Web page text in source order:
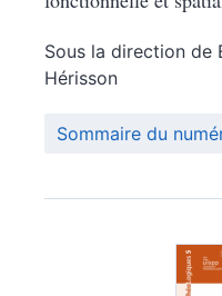
Sous la direction de
Hérisson
Sommaire du